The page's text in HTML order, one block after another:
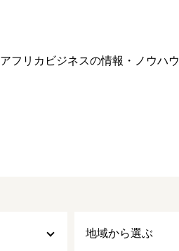
アフリカビジネスの情報・ノウハウ
地域から選ぶ